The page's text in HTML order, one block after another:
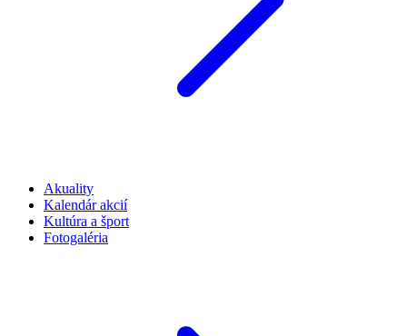
Akuality
Kalendár akcií
Kultúra a šport
Fotogaléria